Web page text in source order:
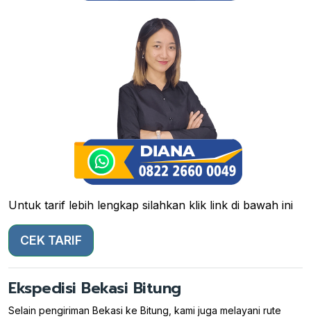
Untuk tarif lebih lengkap silahkan klik link di bawah ini
CEK TARIF
Ekspedisi Bekasi Bitung
Selain pengiriman Bekasi ke Bitung, kami juga melayani rute